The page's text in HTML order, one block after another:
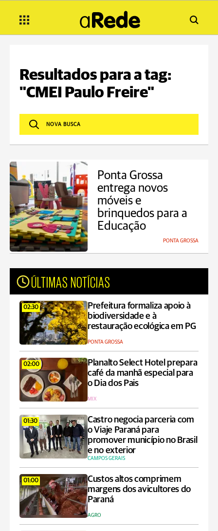
Resultados para a tag:
"CMEI Paulo Freire"
Ponta Grossa
entrega novos
móveis e
brinquedos para a
Educação
PONTA GROSSA
ÚLTIMAS NOTÍCIAS
02:30
Prefeitura formaliza apoio à
biodiversidade e à
restauração ecológica em PG
PONTA GROSSA
02:00
Planalto Select Hotel prepara
café da manhã especial para
o Dia dos Pais
MIX
01:30
Castro negocia parceria com
o Viaje Paraná para
promover município no Brasil
e no exterior
CAMPOS GERAIS
01:00
Custos altos comprimem
margens dos avicultores do
Paraná
AGRO